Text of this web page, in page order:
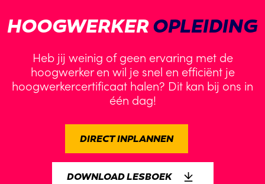
HOOGWERKEROPLEIDING
Heb jij weinig of geen ervaring met de
hoogwerker en wil je snel en efficiënt je
hoogwerkercertificaat halen? Dit kan bij ons in
één dag!
DIRECT INPLANNEN
DOWNLOAD LESBOEK